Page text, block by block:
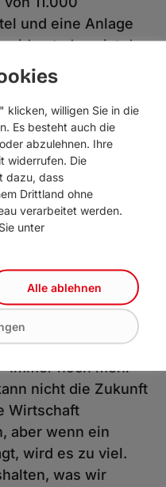
und eine Anlage
dann ist das
kann nicht ewig
viele Gemeinden die
sondern
rote
und
und solche
stoppen. Wir
Generationen auch
Markus Sint. Für
Sie haben in
„Medical
samt
von diesem
noch mehr
nicht die Zukunft
Wirtschaft
aber wenn ein
wird es zu viel.
was wir
klicken, willigen Sie in die
Es besteht auch die
abzulehnen. Ihre
widerrufen. Die
dazu, dass
Drittland ohne
verarbeitet werden.
unter
Alle ablehnen